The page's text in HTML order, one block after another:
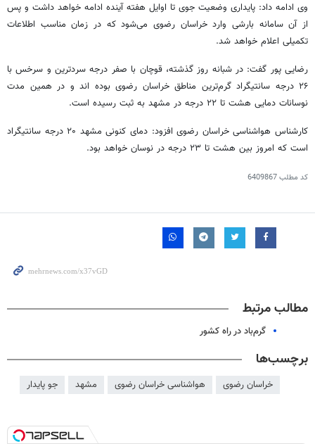
وی ادامه داد: پایداری وضعیت جوی تا اوایل هفته آینده ادامه خواهد داشت و پس
از آن سامانه بارشی وارد خراسان رضوی می‌شود که در زمان مناسب اطلاعات
تکمیلی اعلام خواهد شد.
رضایی پور گفت: در شبانه روز گذشته، قوچان با صفر درجه سردترین و سرخس با
۲۶ درجه سانتیگراد گرم‌ترین مناطق خراسان رضوی بوده
اند و در همین مدت
نوسانات دمایی هشت تا ۲۲ درجه در مشهد به ثبت رسیده است.
کارشناس هواشناسی خراسان رضوی افزود: دمای کنونی مشهد ۲۰ درجه سانتیگراد
است که امروز بین هشت تا ۲۳ درجه در نوسان خواهد بود.
کد مطلب6409867
مطالب مرتبط
گرم‌باد در راه کشور
برچسب‌ها
خراسان رضوی هواشناسی خراسان‌ رضوی مشهد جو پایدار